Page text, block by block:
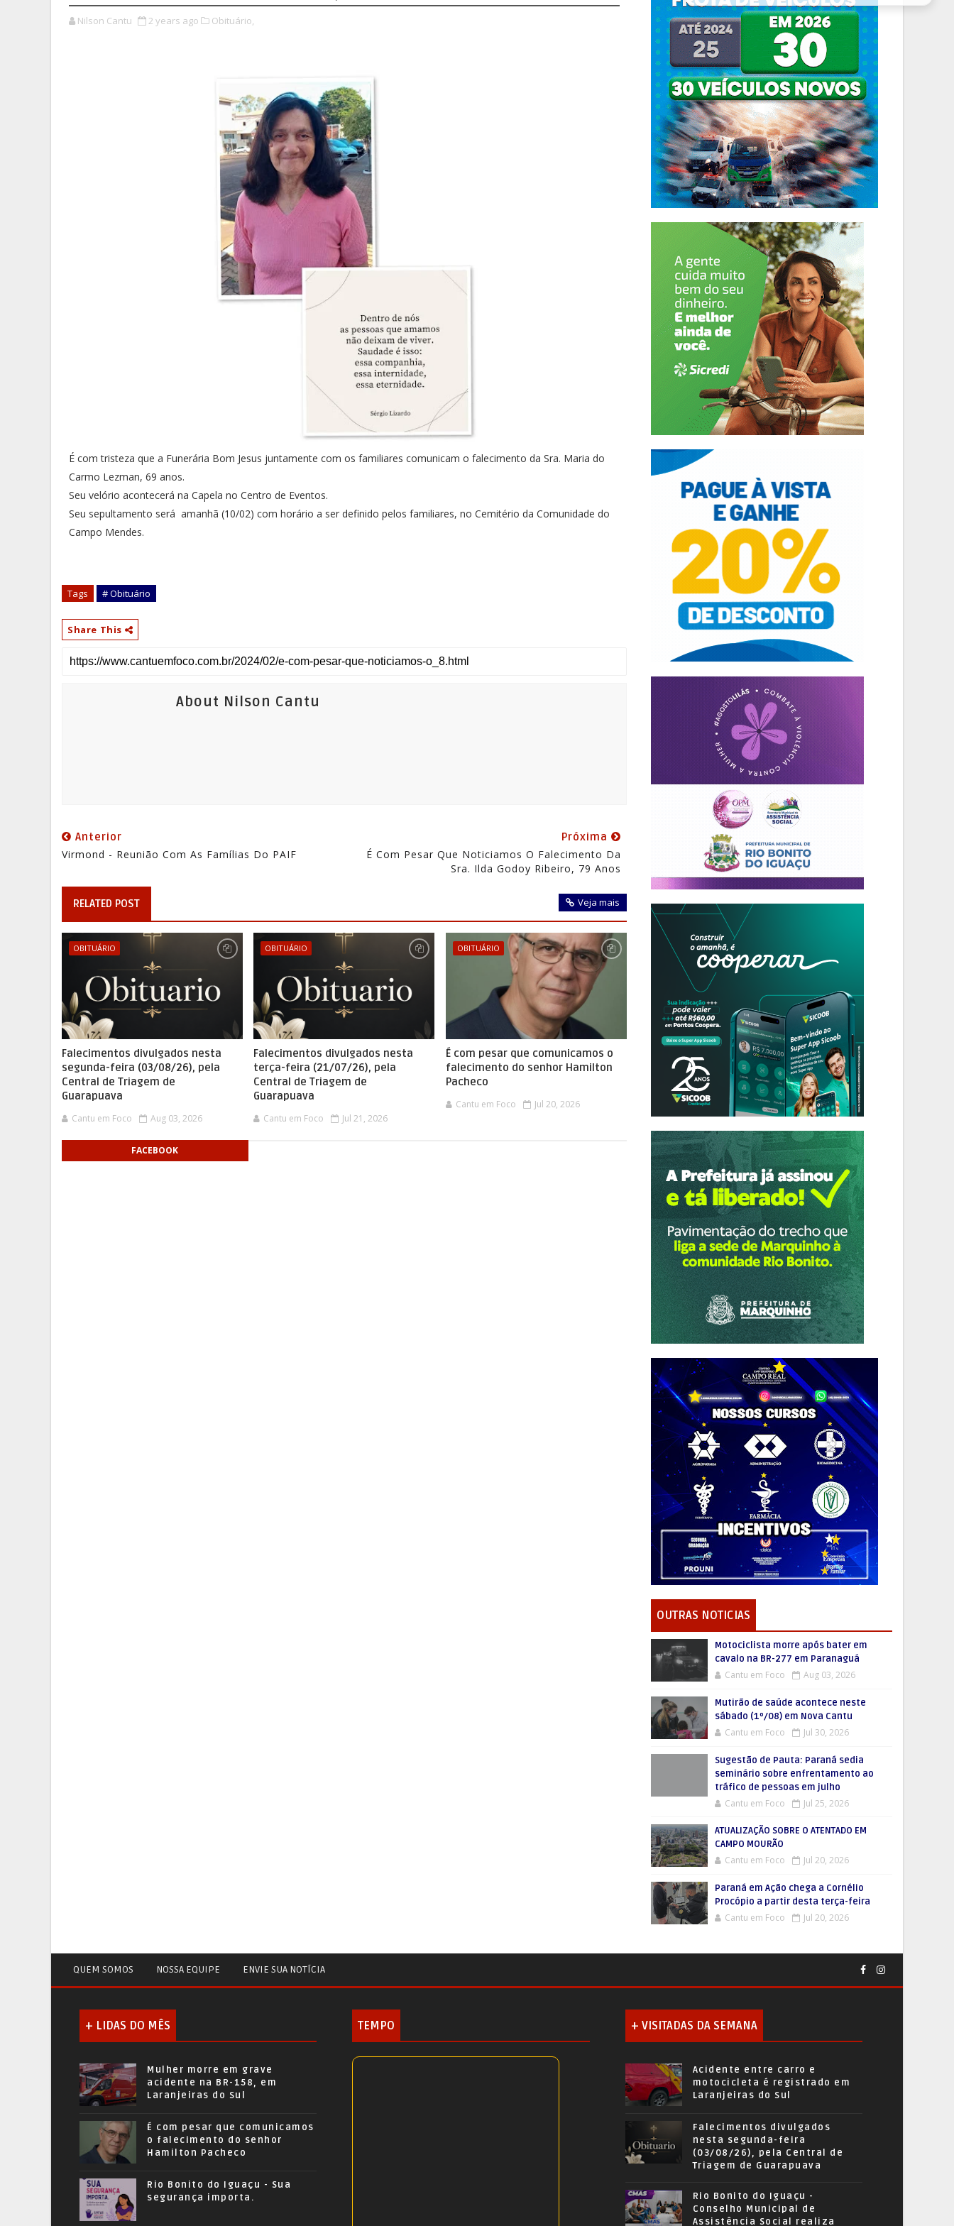
Nilson Cantu 2 years ago Obituário,
É com tristeza que a Funerária Bom Jesus juntamente com os familiares comunicam o falecimento da Sra. Maria do
Carmo Lezman, 69 anos.
Seu velório acontecerá na Capela no Centro de Eventos.
Seu sepultamento será amanhã (10/02) com horário a ser definido pelos familiares, no Cemitério da Comunidade do
Campo Mendes.
Tags # Obituário
Share This
About Nilson Cantu
Anterior
Virmond - Reunião Com As Famílias Do PAIF
Próxima
É Com Pesar Que Noticiamos O Falecimento Da
Sra. Ilda Godoy Ribeiro, 79 Anos
RELATED POST Veja mais
OBITUÁRIO
Falecimentos divulgados nesta
segunda-feira (03/08/26), pela
Central de Triagem de
Guarapuava
Cantu em Foco Aug 03, 2026
OBITUÁRIO
Falecimentos divulgados nesta
terça-feira (21/07/26), pela
Central de Triagem de
Guarapuava
Cantu em Foco Jul 21, 2026
OBITUÁRIO
É com pesar que comunicamos o
falecimento do senhor Hamilton
Pacheco
Cantu em Foco Jul 20, 2026
FACEBOOK
OUTRAS NOTICIAS
Motociclista morre após bater em
cavalo na BR-277 em Paranaguá
Cantu em Foco Aug 03, 2026
Mutirão de saúde acontece neste
sábado (1º/08) em Nova Cantu
Cantu em Foco Jul 30, 2026
Sugestão de Pauta: Paraná sedia
seminário sobre enfrentamento ao
tráfico de pessoas em julho
Cantu em Foco Jul 25, 2026
ATUALIZAÇÃO SOBRE O ATENTADO EM
CAMPO MOURÃO
Cantu em Foco Jul 20, 2026
Paraná em Ação chega a Cornélio
Procópio a partir desta terça-feira
Cantu em Foco Jul 20, 2026
QUEM SOMOS NOSSA EQUIPE ENVIE SUA NOTÍCIA
+ LIDAS DO MÊS
Mulher morre em grave
acidente na BR-158, em
Laranjeiras do Sul
É com pesar que comunicamos
o falecimento do senhor
Hamilton Pacheco
Rio Bonito do Iguaçu - Sua
segurança importa.
TEMPO + VISITADAS DA SEMANA
Acidente entre carro e
motocicleta é registrado em
Laranjeiras do Sul
Falecimentos divulgados
nesta segunda-feira
(03/08/26), pela Central de
Triagem de Guarapuava
Rio Bonito do Iguaçu -
Conselho Municipal de
Assistência Social realiza